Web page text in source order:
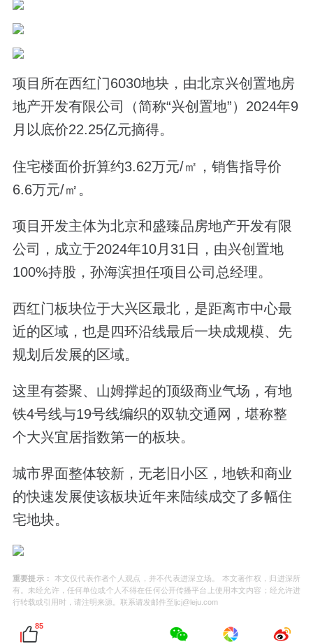
项目所在西红门6030地块，由北京兴创置地房
地产开发有限公司（简称“兴创置地”）2024年9
月以底价22.25亿元摘得。
住宅楼面价折算约3.62万元/㎡，销售指导价
6.6万元/㎡。
项目开发主体为北京和盛臻品房地产开发有限
公司，成立于2024年10月31日，由兴创置地
100%持股，孙海滨担任项目公司总经理。
西红门板块位于大兴区最北，是距离市中心最
近的区域，也是四环沿线最后一块成规模、先
规划后发展的区域。
这里有荟聚、山姆撑起的顶级商业气场，有地
铁4号线与19号线编织的双轨交通网，堪称整
个大兴宜居指数第一的板块。
城市界面整体较新，无老旧小区，地铁和商业
的快速发展使该板块近年来陆续成交了多幅住
宅地块。
重要提示：
本文仅代表作者个人观点，并不代表进深立场。 本文著作权，归进深所
有。未经允许，任何单位或个人不得在任何公开传播平台上使用本文内容；经允许进
行转载或引用时，请注明来源。联系请发邮件至ljcj@leju.com
85